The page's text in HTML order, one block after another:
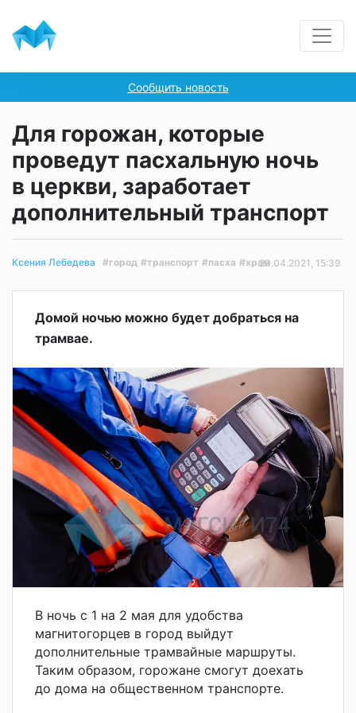
Сообщить новость
Для горожан, которые
проведут пасхальную ночь
в церкви, заработает
дополнительный транспорт
Ксения Лебедева #город #транспорт #пасха #храм29.04.2021, 15:39
Домой ночью можно будет добраться на
трамвае.
В ночь с 1 на 2 мая для удобства
магнитогорцев в город выйдут
дополнительные трамвайные маршруты.
Таким образом, горожане смогут доехать
до дома на общественном транспорте.